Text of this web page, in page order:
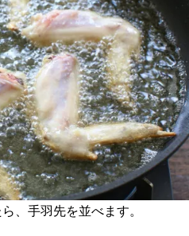
、手羽先を並べます。